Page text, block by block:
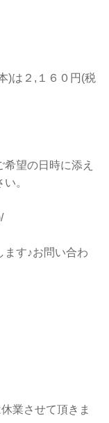
)は２,１６０円(税
望の日時に添え
。
ます♪お問い合わ
業させて頂きま